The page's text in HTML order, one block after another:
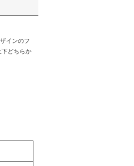
インのフ
どちらか